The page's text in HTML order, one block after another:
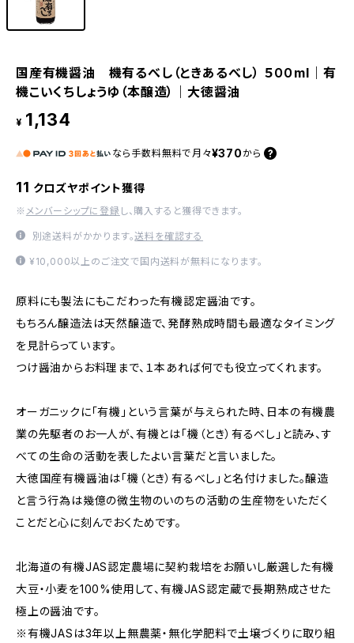
国産有機醤油 機有るべし（ときあるべし） ５００ml｜有
機こいくちしょうゆ（本醸造）｜大徳醤油
¥ 1,134
なら 手数料無料で 月々¥370 から
11 クロズヤポイント獲得
※ メンバーシップに登録 し、購入すると獲得できます。
別途送料がかかります。送料を確認する
¥10,000以上のご注文で国内送料が無料になります。
原料にも製法にもこだわった有機認定醤油です。
もちろん醸造法は天然醸造で、発酵熟成時間も最適なタイミング
を見計らっています。
つけ醤油からお料理まで、１本あれば何でも役立ってくれます。
オーガニックに「有機」という言葉が与えられた時、日本の有機農
業の先駆者のお一人が、有機とは「機（とき）有るべし」と読み、す
べての生命の活動を表したよい言葉だと言いました。
大徳国産有機醤油は「機（とき）有るべし」と名付けました。醸造
と言う行為は幾億の微生物のいのちの活動の生産物をいただく
ことだと心に刻んでおくためです。
北海道の有機JAS認定農場に契約栽培をお願いし厳選した有機
大豆・小麦を100%使用して、有機JAS認定蔵で長期熟成させた
極上の醤油です。
※有機JASは3年以上無農薬・無化学肥料で土壌づくりに取り組